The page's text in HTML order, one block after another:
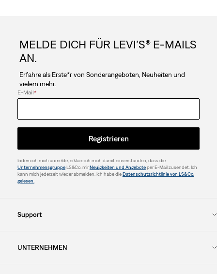
MELDE DICH FÜR LEVI’S® E-MAILS
AN.
Erfahre als Erste*r von Sonderangeboten, Neuheiten und
vielem mehr.
E-Mail*
Registrieren
Indem ich mich anmelde, erkläre ich mich damit einverstanden, dass die
UnternehmensgruppeLS&Co. mirNeuigkeiten und Angeboteper E-Mail zusendet. Ich
kann mich jederzeit wieder abmelden. Ich habe dieDatenschutzrichtlinie von LS&Co.
gelesen.
Support
UNTERNEHMEN